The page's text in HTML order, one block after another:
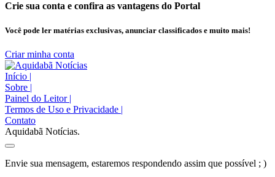
Crie sua conta e confira as vantagens do Portal
Você pode ler matérias exclusivas, anunciar classificados e muito mais!
Criar minha conta
Início |
Sobre |
Painel do Leitor |
Termos de Uso e Privacidade |
Contato
Aquidabã Notícias.
Envie sua mensagem, estaremos respondendo assim que possível ; )